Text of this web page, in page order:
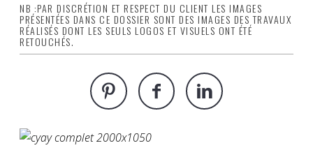
NB :PAR DISCRÉTION ET RESPECT DU CLIENT LES IMAGES
PRÉSENTÉES DANS CE DOSSIER SONT DES IMAGES DES TRAVAUX
RÉALISÉS DONT LES SEULS LOGOS ET VISUELS ONT ÉTÉ
RETOUCHÉS.